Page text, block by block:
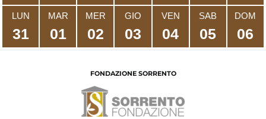
LUN
31
MAR
01
MER
02
GIO
03
VEN
04
SAB
05
DOM
06
FONDAZIONE SORRENTO